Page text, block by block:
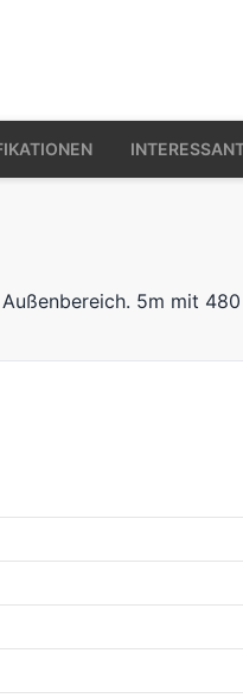
5m mit